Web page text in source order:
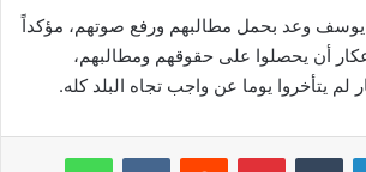
يوسف وعد بحمل مطالبهم ورفع صوتهم، مؤكداً
أن يحصلوا على حقوقهم ومطالبهم،
لم يتأخروا يوما عن واجب تجاه البلد كله.
لينكدإن بينتيريست